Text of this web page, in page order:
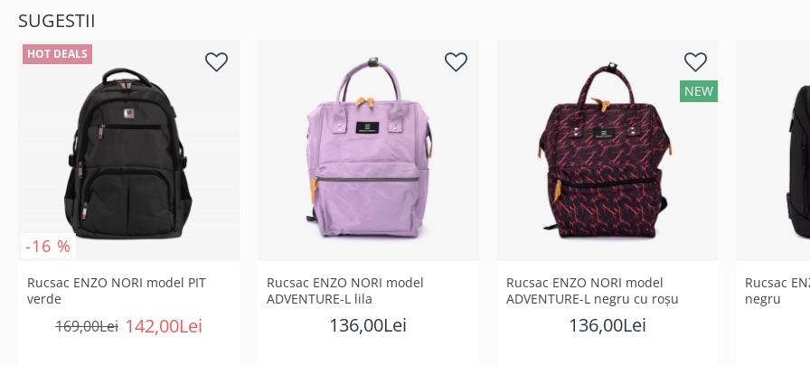
SUGESTII
HOT DEALS
-16 %
Rucsac ENZO NORI model PIT
verde
142,00Lei
169,00Lei
Rucsac ENZO NORI model
ADVENTURE-L lila
136,00Lei
NEW
Rucsac ENZO NORI model
ADVENTURE-L negru cu roșu
136,00Lei
Rucsac
negru